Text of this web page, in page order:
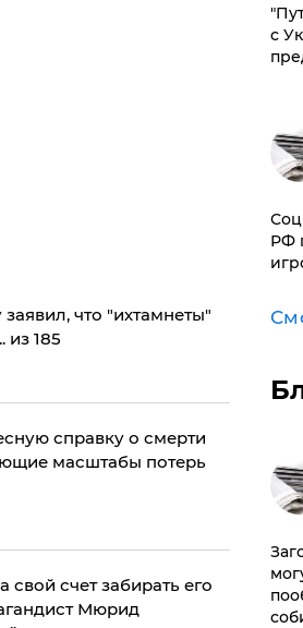
что "ихтамнеты"
из 185
справку о смерти
масштабы потерь
счет забирать его
Мюрид
с
РФ